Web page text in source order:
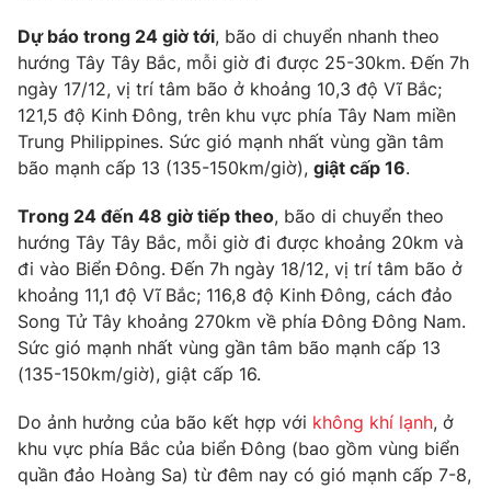
Phim VTV
Hậu trường
Nhân vật
Giải sao mai
Giải trí
Điện ảnh
Âm nhạc
Sao
Đời sống
Làm đẹp
Chất lượng cuộc sống
Giáo dục
Tuyển sinh
Học trực tuyến
Công nghệ
Hitech Công nghệ tương lai
Sản phẩm
Tư vấn
Giao lưu trực tuyến
Chuyên mục khác
Dự báo trong 24 giờ tới, bão di chuyển nhanh theo
hướng Tây Tây Bắc, mỗi giờ đi được 25-30km. Đến 7h
ngày 17/12, vị trí tâm bão ở khoảng 10,3 độ Vĩ Bắc;
121,5 độ Kinh Đông, trên khu vực phía Tây Nam miền
Trung Philippines. Sức gió mạnh nhất vùng gần tâm
bão mạnh cấp 13 (135-150km/giờ), giật cấp 16.
Trong 24 đến 48 giờ tiếp theo, bão di chuyển theo
hướng Tây Tây Bắc, mỗi giờ đi được khoảng 20km và
đi vào Biển Đông. Đến 7h ngày 18/12, vị trí tâm bão ở
khoảng 11,1 độ Vĩ Bắc; 116,8 độ Kinh Đông, cách đảo
Song Tử Tây khoảng 270km về phía Đông Đông Nam.
Sức gió mạnh nhất vùng gần tâm bão mạnh cấp 13
(135-150km/giờ), giật cấp 16.
Do ảnh hưởng của bão kết hợp với không khí lạnh, ở
khu vực phía Bắc của biển Đông (bao gồm vùng biển
quần đảo Hoàng Sa) từ đêm nay có gió mạnh cấp 7-8,